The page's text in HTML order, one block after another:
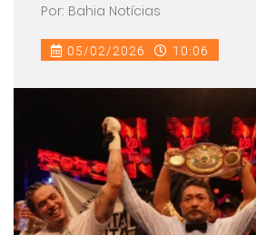
Por: Bahia Notícias
05/02/2026 10:06